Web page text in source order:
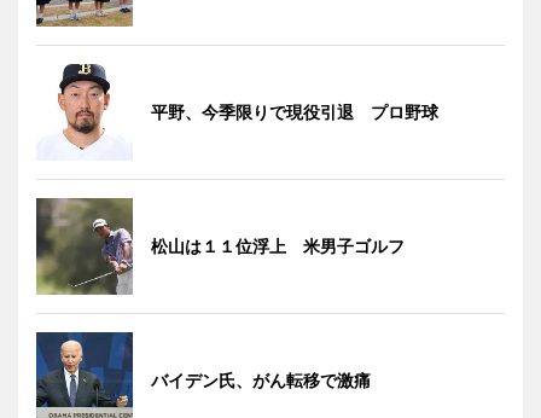
平野、今季限りで現役引退 プロ野球
松山は１１位浮上 米男子ゴルフ
バイデン氏、がん転移で激痛